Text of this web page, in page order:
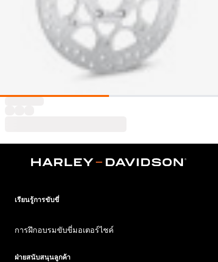
เรียนรู้การขับขี่
การฝึกอบรมขับขี่มอเตอร์ไซค์
ฝ่ายสนับสนุนลูกค้า